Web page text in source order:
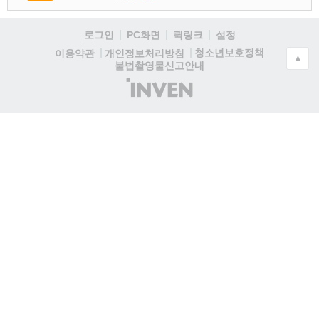
로그인 PC화면 퀵링크
설정
이용약관
개인정보처리방침
청소년보호정책
불법촬영물신고안내
(주)
인
▲